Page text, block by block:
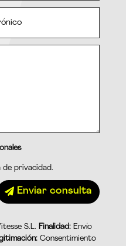
de privacidad.
Enviar consulta
S.L. Finalidad:Envío
Consentimiento